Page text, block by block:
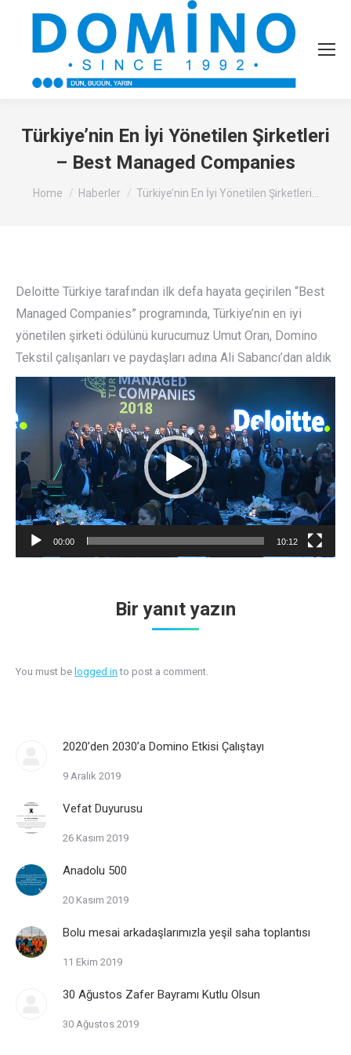
Türkiye’nin En İyi Yönetilen Şirketleri
– Best Managed Companies
You are here:
Home Haberler Türkiye’nin En İyi Yönetilen Şirketleri…
Deloitte Türkiye tarafından ilk defa hayata geçirilen “Best
Managed Companies” programında, Türkiye’nin en iyi
yönetilen şirketi ödülünü kurucumuz Umut Oran, Domino
Tekstil çalışanları ve paydaşları adına Ali Sabancı’dan aldık
Video
oynatıcı
00:00 10:12
Bir yanıt yazın
You must be logged in to post a comment.
2020’den 2030’a Domino Etkisi Çalıştayı
9 Aralık 2019
Vefat Duyurusu
26 Kasım 2019
Anadolu 500
20 Kasım 2019
Bolu mesai arkadaşlarımızla yeşil saha toplantısı
11 Ekim 2019
30 Ağustos Zafer Bayramı Kutlu Olsun
30 Ağustos 2019